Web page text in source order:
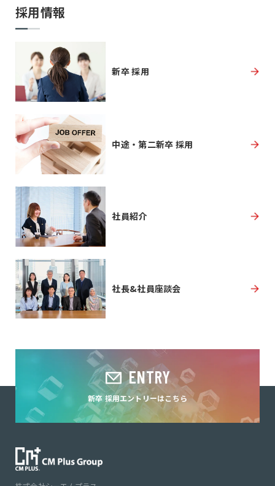
採用情報
新卒 採用
中途・第二新卒 採用
社員紹介
社長&社員座談会
ENTRY
新卒 採用エントリーはこちら